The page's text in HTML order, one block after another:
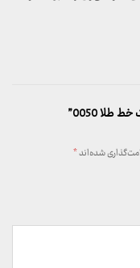
0050”
شده‌اند*